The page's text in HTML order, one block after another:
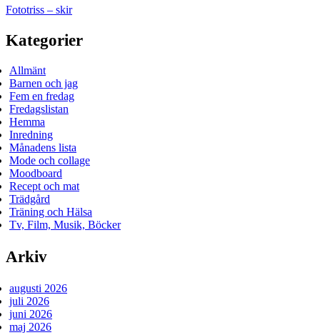
Fototriss – skir
Kategorier
Allmänt
Barnen och jag
Fem en fredag
Fredagslistan
Hemma
Inredning
Månadens lista
Mode och collage
Moodboard
Recept och mat
Trädgård
Träning och Hälsa
Tv, Film, Musik, Böcker
Arkiv
augusti 2026
juli 2026
juni 2026
maj 2026